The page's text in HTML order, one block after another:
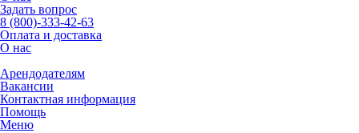
Задать вопрос
8 (800)-333-42-63
Оплата и доставка
О нас
Арендодателям
Вакансии
Контактная информация
Помощь
Меню